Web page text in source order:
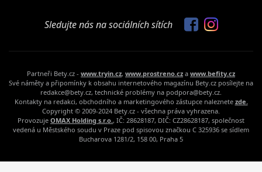
Sledujte nás na sociálních sítích
Partneři Bety.cz - www.tryin.cz, www.prostreno.cz a www.befity.cz
Své náměty a připomínky k obsahu internetového magazínu Bety.cz posílejte na
redakce@bety.cz, technické problémy na podpora@bety.cz.
Kontakty na redakci, obchodního a marketingového zástupce naleznete zde.
Copyright © 2009-2024 Bety.cz - všechna práva vyhrazena.
Provozuje OMAX Holding s.r.o., IČ: 28628187, DIČ: CZ28628187, společnost
vedená u Městského soudu v Praze pod spisovou značkou C 325936 se sídlem
Bucharova 1281/2, 158 00, Praha 5